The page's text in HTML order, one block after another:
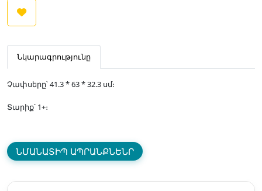
Նկարագրությունը
Չափսերը՝ 41.3 * 63 * 32.3 սմ։
Տարիք՝ 1+։
ՆՄԱՆԱՏԻՊ ԱՊՐԱՆՔՆԵՆՐ